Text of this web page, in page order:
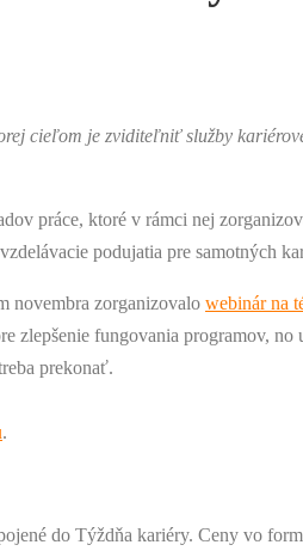
cieľom je zviditeľniť služby
práce, ktoré v rámci nej
podujatia pre samotných
novembra zorganizovalo webinár na
fungovania programov, no
prekonať.
.
do Týždňa kariéry. Ceny vo